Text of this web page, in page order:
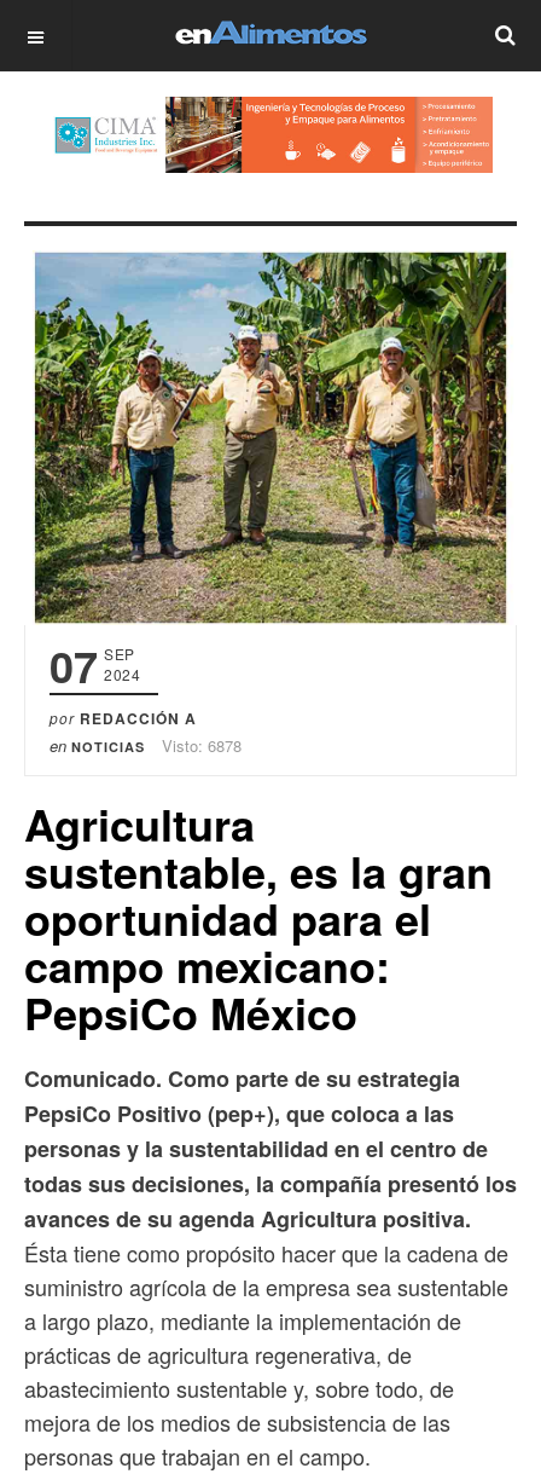
OFF CANVAS
07 SEP
2024
por REDACCIÓN A
en NOTICIAS Visto: 6878
Agricultura
sustentable, es la gran
oportunidad para el
campo mexicano:
PepsiCo México
Comunicado. Como parte de su estrategia
PepsiCo Positivo (pep+), que coloca a las
personas y la sustentabilidad en el centro de
todas sus decisiones, la compañía presentó los
avances de su agenda Agricultura positiva.
Ésta tiene como propósito hacer que la cadena de
suministro agrícola de la empresa sea sustentable
a largo plazo, mediante la implementación de
prácticas de agricultura regenerativa, de
abastecimiento sustentable y, sobre todo, de
mejora de los medios de subsistencia de las
personas que trabajan en el campo.